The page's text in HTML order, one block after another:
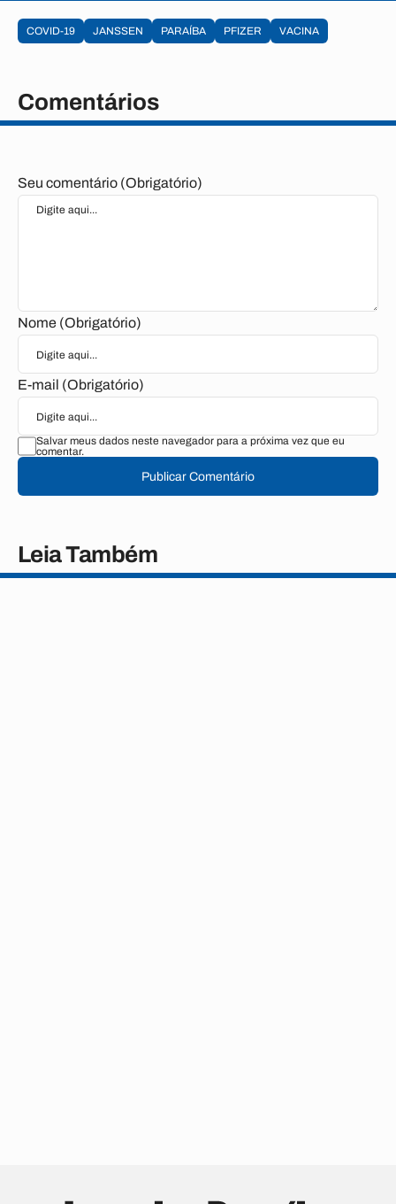
COVID-19 JANSSEN PARAÍBA PFIZER VACINA
Comentários
Seu comentário (Obrigatório)
Nome (Obrigatório)
E-mail (Obrigatório)
Salvar meus dados neste navegador para a próxima vez que eu
comentar.
Publicar Comentário
Leia Também